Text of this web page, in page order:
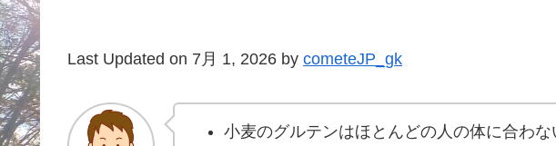
Last Updated on 7月 1, 2026 by cometeJP_gk
小麦のグルテンはほとんどの人の体に合わな